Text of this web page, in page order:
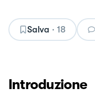
Salva · 18
Introduzione